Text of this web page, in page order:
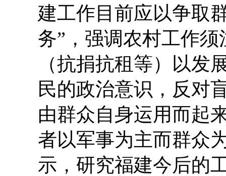
建工作目前应以争取
务”，强调农村工作
（抗捐抗租等）以发
民的政治意识，反对
由群众自身运用而起
者以军事为主而群众
示，研究福建今后的